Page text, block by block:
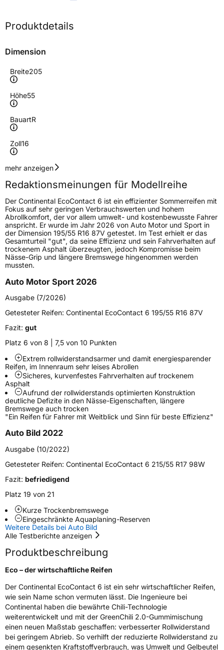
Produktdetails
Dimension
Breite205
Höhe55
BauartR
Zoll16
Geschwindigkeitsindex
Höchstgeschwindigkeit
270 km/h
Lastindex91
Höchstlast615 kg
Gewicht (in kg)7,48 kg
Generelle Merkmale
Fahrzeugtyp PKW
VerwendungSommerreifen
ModellnameEcoContact 6
Fahrzeugart
Weitere Eigenschaften
SchlauchtypTL
Zustand Neureifen
ElektroJa
Empfohlen für BMW
EffizienzA
NasshaftungB
Rollgeräusch (Klasse)B
Rollgeräusch (dB) 71
3PMSF / Schneeflockensymbol / Alpine-Symbol
EisgripNein
EPREL ID
481982
mehr anzeigen
Redaktionsmeinungen für Modellreihe
Der Continental EcoContact 6 ist ein effizienter Sommerreifen mit
Fokus auf sehr geringen Verbrauchswerten und hohem
Abrollkomfort, der vor allem umwelt- und kostenbewusste Fahrer
anspricht. Er wurde im Jahr 2026 von Auto Motor und Sport in
der Dimension 195/55 R16 87V getestet. Im Test erhielt er das
Gesamturteil "gut", da seine Effizienz und sein Fahrverhalten auf
trockenem Asphalt überzeugten, jedoch Kompromisse beim
Nässe-Grip und längere Bremswege hingenommen werden
mussten.
Auto Motor Sport 2026
Ausgabe (7/2026)
Getesteter Reifen: Continental EcoContact 6 195/55 R16 87V
Fazit: gut
Platz 6 von 8 | 7,5 von 10 Punkten
Extrem rollwiderstandsarmer und damit energiesparender
Reifen, im Innenraum sehr leises Abrollen
Sicheres, kurvenfestes Fahrverhalten auf trockenem
Asphalt
Aufrund der rollwiderstands­ optimierten Konstruktion
deutliche Defizite in den­ Nässe-Eigenschaften, längere
Bremswege auch trocken
"Ein Reifen für Fahrer mit Weitblick und Sinn für beste Effizienz"
Auto Bild 2022
Ausgabe (10/2022)
Getesteter Reifen: Continental EcoContact 6 215/55 R17 98W
Fazit: befriedigend
Platz 19 von 21
Kurze Trockenbremswege
Eingeschränkte Aquaplaning-Reserven
Weitere Details bei Auto Bild
Alle Testberichte anzeigen
Produktbeschreibung
Eco – der wirtschaftliche Reifen
Der Continental EcoContact 6 ist ein sehr wirtschaftlicher Reifen,
wie sein Name schon vermuten lässt. Die Ingenieure bei
Continental haben die bewährte Chili-Technologie
weiterentwickelt und mit der GreenChili 2.0-Gummimischung
einen neuen Maßstab geschaffen: verbesserter Rollwiderstand
bei geringem Abrieb. So verhilft der reduzierte Rollwiderstand zu
einem gesenkten Kraftstoffverbrauch, was Umwelt und Gelbeutel